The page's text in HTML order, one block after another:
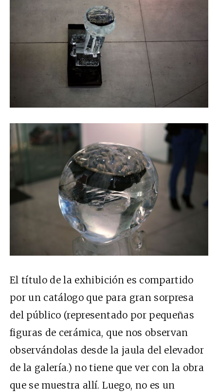
El título de la exhibición es compartido
por un catálogo que para gran sorpresa
del público (representado por pequeñas
figuras de cerámica, que nos observan
observándolas desde la jaula del elevador
de la galería.) no tiene que ver con la obra
que se muestra allí. Luego, no es un